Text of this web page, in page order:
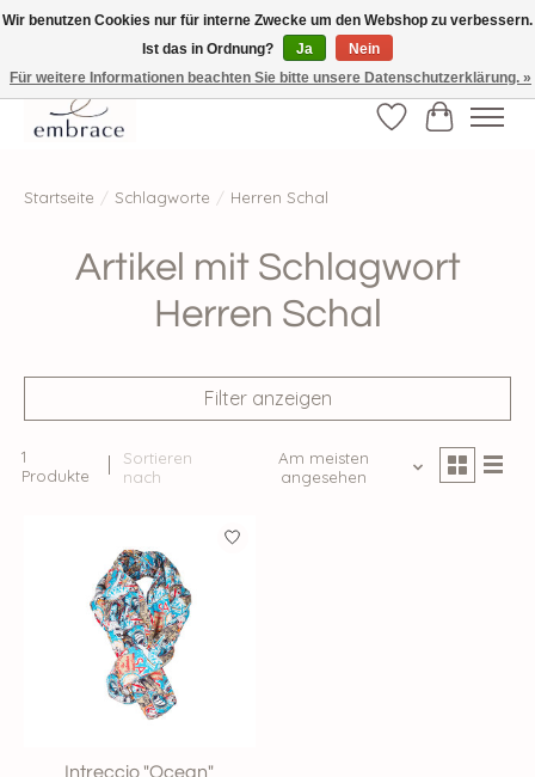
√ Versandkostenfrei ab € 40-, √ Made with Love and Happiness √Exklusiv und
nur hier im Onlineshop √high-quality & long-lasting fashion
Wunschzettel
Ihr
Startseite / Schlagworte / Herren Schal
Artikel mit Schlagwort
Herren Schal
Filter anzeigen
1
Produkte
Sortieren
nach
Am meisten
angesehen
Intreccio "Ocean"
Wir benutzen Cookies nur für interne Zwecke um den Webshop zu verbessern.
Ist das in Ordnung?
Ja
Nein
Für weitere Informationen beachten Sie bitte unsere Datenschutzerklärung. »